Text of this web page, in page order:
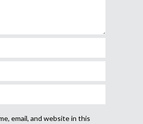
email, and website in this